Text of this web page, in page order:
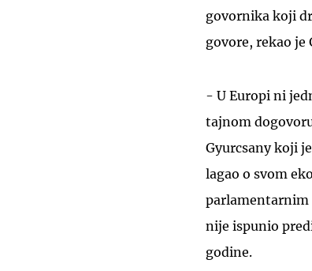
govornika koji
govore, rekao je
- U Europi ni
tajnom
Gyurcsany koji
lagao o svom
parlamentarnim
nije ispunio
godine.